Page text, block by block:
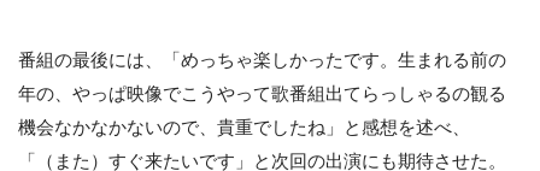
番組の最後には、「めっちゃ楽しかったです。生まれる前の
年の、やっぱ映像でこうやって歌番組出てらっしゃるの観る
機会なかなかないので、貴重でしたね」と感想を述べ、
「（また）すぐ来たいです」と次回の出演にも期待させた。